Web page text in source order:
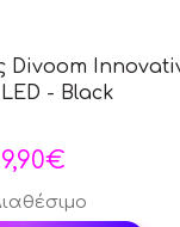
Divoom
- Black